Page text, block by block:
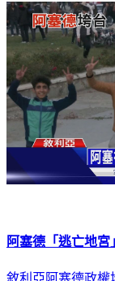
阿塞德「逃亡地